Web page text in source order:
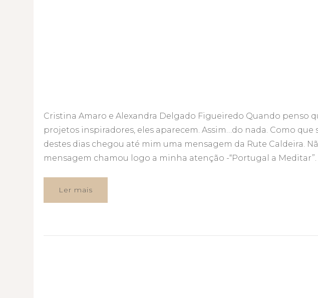
Cristina Amaro e Alexandra Delgado Figueiredo Quando penso
projetos inspiradores, eles aparecem. Assim…do nada. Como que
destes dias chegou até mim uma mensagem da Rute Caldeira.
mensagem chamou logo a minha atenção -“Portugal a Meditar”.
Ler mais